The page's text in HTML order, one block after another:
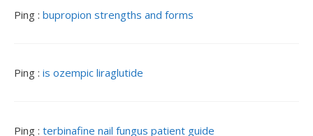
Ping : bupropion strengths and forms
Ping : is ozempic liraglutide
Ping : terbinafine nail fungus patient guide